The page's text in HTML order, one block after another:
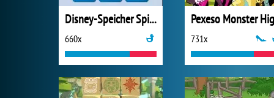
Disney-Speicher Spiel
660x
Pexeso Monster
731x